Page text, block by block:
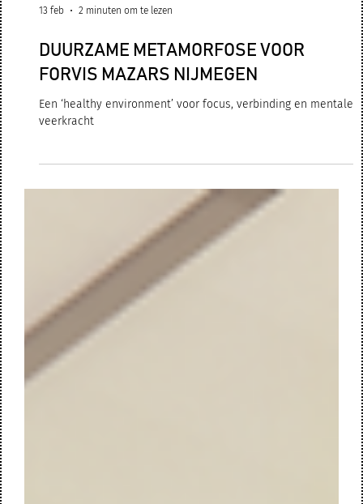
2 minuten om te lezen
DUURZAME METAMORFOSE VOOR
FORVIS MAZARS NIJMEGEN
Een ‘healthy environment’ voor focus, verbinding en mentale
veerkracht